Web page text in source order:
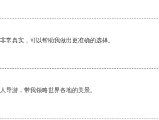
常真实，可以帮助我做出更准确的选择。
导游，带我领略世界各地的美景。